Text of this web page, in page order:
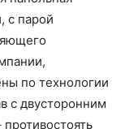
с парой
по технологии
с двусторонним